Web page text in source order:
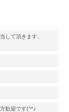
して頂きます。
歓迎です(^^♪